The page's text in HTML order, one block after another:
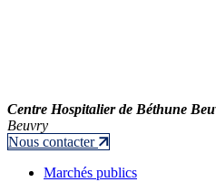
Centre Hospitalier de Béthune
Beuvry
Nous contacter
Marchés publics